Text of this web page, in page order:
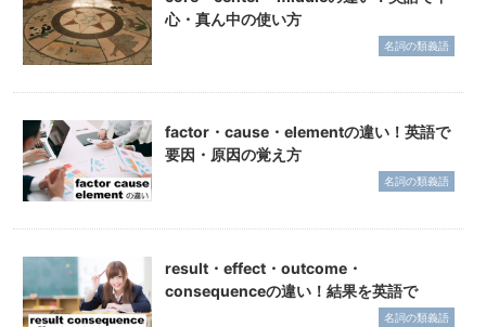
心・真ん中の使い方
名詞の類義語
factor・cause・elementの違い！英語で
要因・原因の覚え方
名詞の類義語
result・effect・outcome・
consequenceの違い！結果を英語で
名詞の類義語